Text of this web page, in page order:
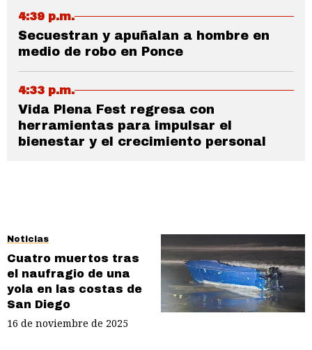
4:39 p.m.
Secuestran y apuñalan a hombre en
medio de robo en Ponce
4:33 p.m.
Vida Plena Fest regresa con
herramientas para impulsar el
bienestar y el crecimiento personal
Noticias
Cuatro muertos tras
el naufragio de una
yola en las costas de
San Diego
16 de noviembre de 2025